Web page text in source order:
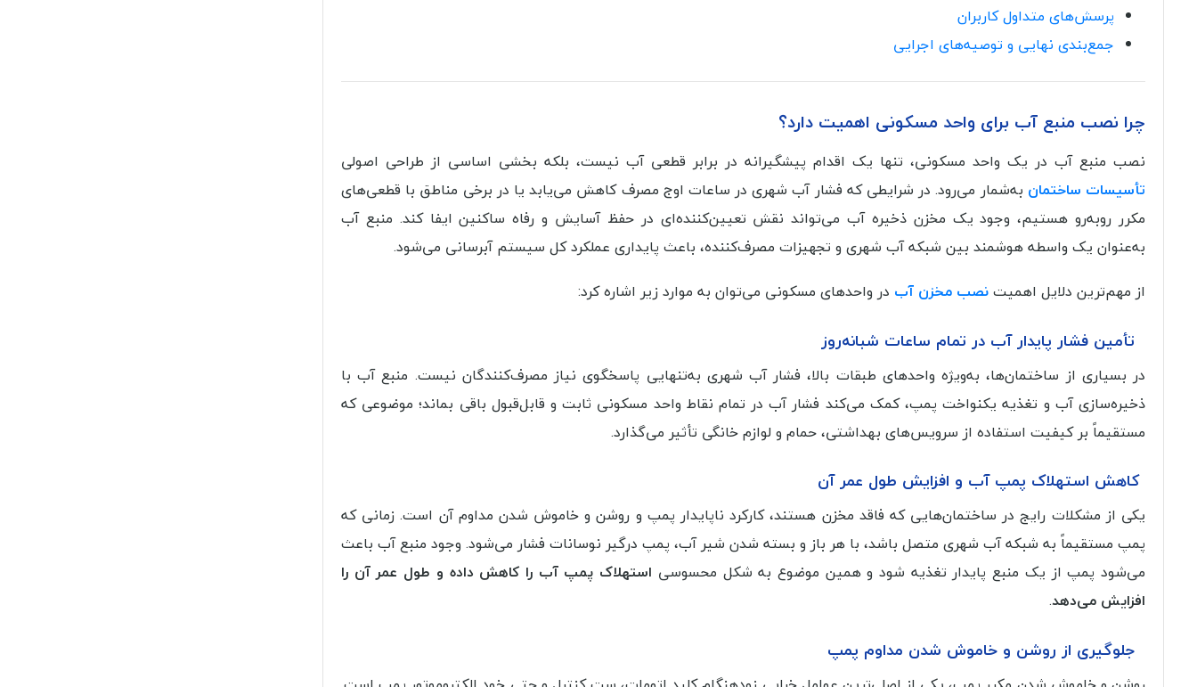
پرسش‌های متداول کاربران
جمع‌بندی نهایی و توصیه‌های اجرایی
چرا نصب منبع آب برای واحد مسکونی اهمیت دارد؟
نصب منبع آب در یک واحد مسکونی، تنها یک اقدام پیشگیرانه در برابر قطعی آب نیست، بلکه بخشی اساسی از طراحی اصولی
تأسیسات ساختمان به‌شمار می‌رود. در شرایطی که فشار آب شهری در ساعات اوج مصرف کاهش می‌یابد یا در برخی مناطق با قطعی‌های
مکرر روبه‌رو هستیم، وجود یک مخزن ذخیره آب می‌تواند نقش تعیین‌کننده‌ای در حفظ آسایش و رفاه ساکنین ایفا کند. منبع آب
به‌عنوان یک واسطه هوشمند بین شبکه آب شهری و تجهیزات مصرف‌کننده، باعث پایداری عملکرد کل سیستم آبرسانی می‌شود.
از مهم‌ترین دلایل اهمیتنصب مخزن آب در واحدهای مسکونی می‌توان به موارد زیر اشاره کرد:
تأمین فشار پایدار آب در تمام ساعات شبانه‌روز
در بسیاری از ساختمان‌ها، به‌ویژه واحدهای طبقات بالا، فشار آب شهری به‌تنهایی پاسخگوی نیاز مصرف‌کنندگان نیست. منبع آب با
ذخیره‌سازی آب و تغذیه یکنواخت پمپ، کمک می‌کند فشار آب در تمام نقاط واحد مسکونی ثابت و قابل‌قبول باقی بماند؛ موضوعی که
مستقیماً بر کیفیت استفاده از سرویس‌های بهداشتی، حمام و لوازم خانگی تأثیر می‌گذارد.
کاهش استهلاک پمپ آب و افزایش طول عمر آن
یکی از مشکلات رایج در ساختمان‌هایی که فاقد مخزن هستند، کارکرد ناپایدار پمپ و روشن و خاموش شدن مداوم آن است. زمانی که
پمپ مستقیماً به شبکه آب شهری متصل باشد، با هر باز و بسته شدن شیر آب، پمپ درگیر نوسانات فشار می‌شود. وجود منبع آب باعث
می‌شود پمپ از یک منبع پایدار تغذیه شود و همین موضوع به شکل محسوسی استهلاک پمپ آب را کاهش داده و طول عمر آن را
افزایش می‌دهد.
جلوگیری از روشن و خاموش شدن مداوم پمپ